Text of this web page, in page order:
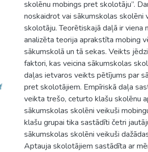
skolēnu mobings pret skolotāju”.
noskaidrot vai sākumskolas skolēni
skolotāju. Teorētiskajā daļā ir viena
analizēta teorija aprakstīta mobing
sākumskolā un tā sekas. Veikts
faktori, kas veicina sākumskolas
daļas ietvaros veikts pētījums par
pret skolotājiem. Empīriskā daļa
veikta trešo, ceturto klašu skolēnu
sākumskolas skolēni veikuši
klašu grupai tika sastādīti četri
sākumskolas skolēni veikuši
Aptauja skolotājiem sastādīta ar